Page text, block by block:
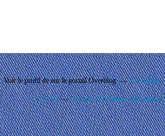
Voir le profil desur le portail Overblog Top articles
C.G.U. Cookies et données personnelles